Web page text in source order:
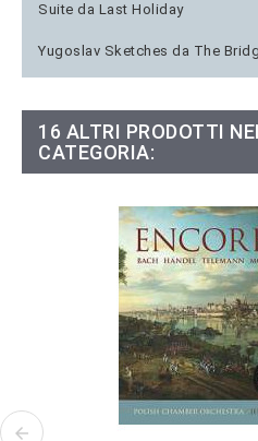
Suite da Last Holiday
Yugoslav Sketches da The
16 ALTRI PRODOTTI
CATEGORIA: